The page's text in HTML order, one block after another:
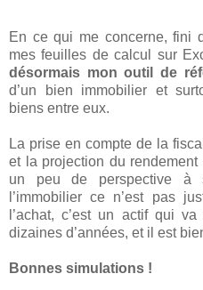
En ce qui me concerne, fini
mes feuilles de calcul sur
désormais mon outil de
d’un bien immobilier et
biens entre eux.
La prise en compte de la
et la projection du
un peu de perspective à
l’immobilier ce n’est pas
l’achat, c’est un actif qui
dizaines d’années, et il est
Bonnes simulations !